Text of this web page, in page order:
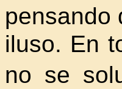
pensando
iluso. En
no se